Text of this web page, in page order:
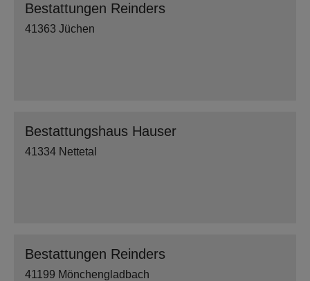
Bestattungen Reinders
41363 Jüchen
Bestattungshaus Hauser
41334 Nettetal
Bestattungen Reinders
41199 Mönchengladbach